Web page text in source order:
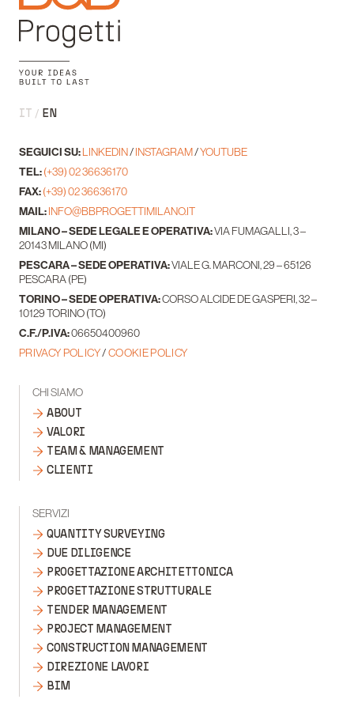
IT EN
SEGUICI SU:LINKEDIN/INSTAGRAM/YOUTUBE
TEL:(+39) 02 36636170
FAX:(+39) 02 36636170
MAIL:INFO@BBPROGETTIMILANO.IT
MILANO – SEDE LEGALE E OPERATIVA:VIA FUMAGALLI, 3 –
20143 MILANO (MI)
PESCARA – SEDE OPERATIVA:VIALE G. MARCONI, 29 – 65126
PESCARA (PE)
TORINO – SEDE OPERATIVA:CORSO ALCIDE DE GASPERI, 32 –
10129 TORINO (TO)
C.F./P.IVA:06650400960
PRIVACY POLICY/COOKIE POLICY
CHI SIAMO
ABOUT
VALORI
TEAM & MANAGEMENT
CLIENTI
SERVIZI
QUANTITY SURVEYING
DUE DILIGENCE
PROGETTAZIONE ARCHITETTONICA
PROGETTAZIONE STRUTTURALE
TENDER MANAGEMENT
PROJECT MANAGEMENT
CONSTRUCTION MANAGEMENT
DIREZIONE LAVORI
BIM